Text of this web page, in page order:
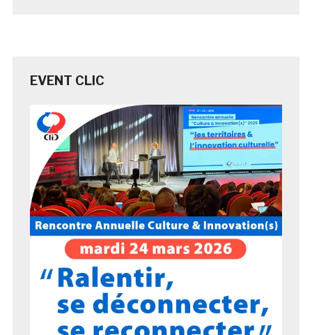
EVENT CLIC